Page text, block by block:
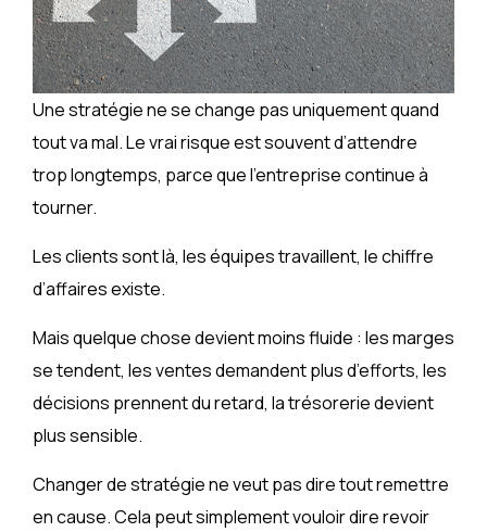
Une stratégie ne se change pas uniquement quand
tout va mal. Le vrai risque est souvent d’attendre
trop longtemps, parce que l’entreprise continue à
tourner.
Les clients sont là, les équipes travaillent, le chiffre
d’affaires existe.
Mais quelque chose devient moins fluide : les marges
se tendent, les ventes demandent plus d’efforts, les
décisions prennent du retard, la trésorerie devient
plus sensible.
Changer de stratégie ne veut pas dire tout remettre
en cause. Cela peut simplement vouloir dire revoir